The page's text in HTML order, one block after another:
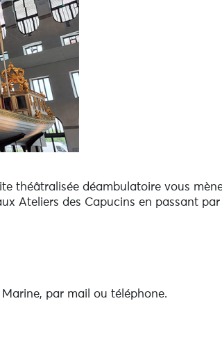
théâtralisée déambulatoire vous
Ateliers des Capucins en passant
par mail ou téléphone.